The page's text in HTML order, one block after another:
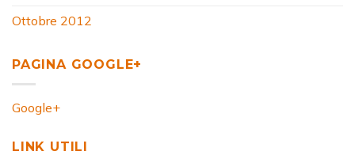
Ottobre 2012
PAGINA GOOGLE+
Google+
LINK UTILI